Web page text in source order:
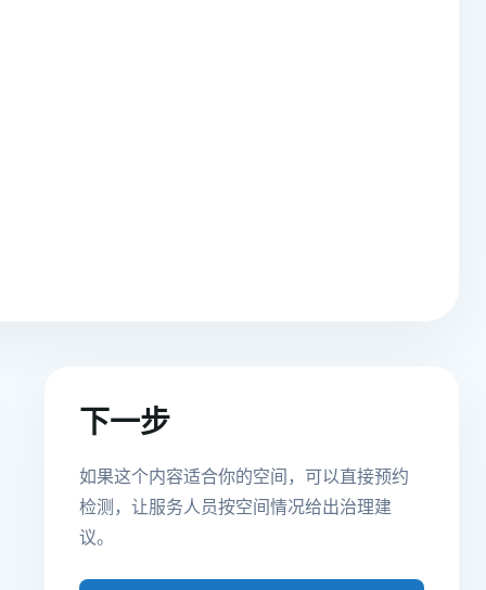
下一步
如果这个内容适合你的空间，可以直接预约
检测，让服务人员按空间情况给出治理建
议。